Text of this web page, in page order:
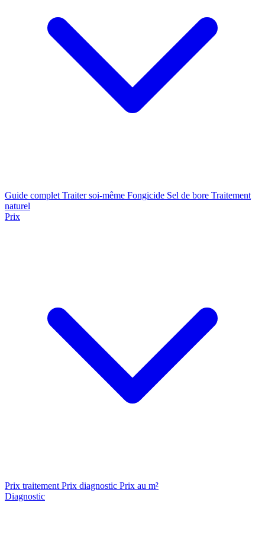
Guide complet Traiter soi-même Fongicide Sel de bore Traitement
naturel
Prix
Prix traitement Prix diagnostic Prix au m²
Diagnostic